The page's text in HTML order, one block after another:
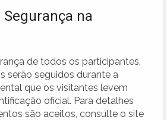
na
de todos os participantes,
serão seguidos durante a
que os visitantes levem
oficial. Para detalhes
são aceitos, consulte o site